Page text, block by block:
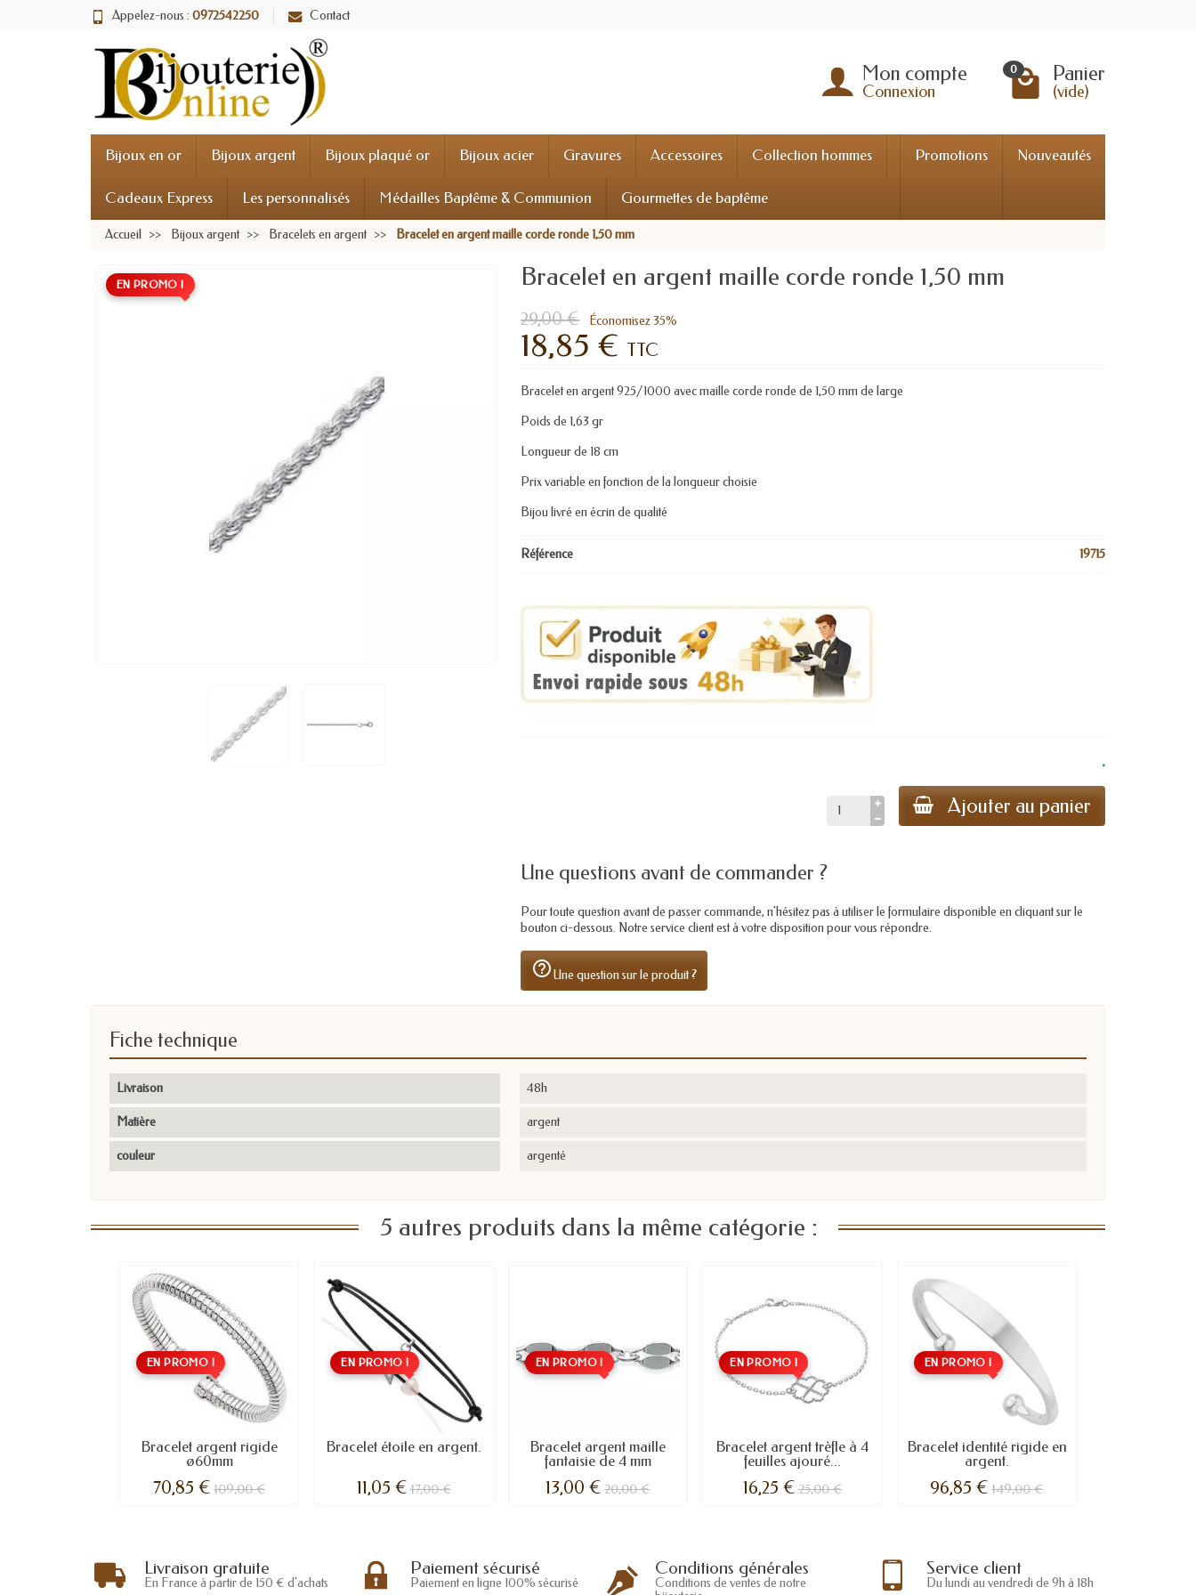
Appelez-nous : 0972542250 Contact
Mon compte
Connexion
0 Panier
(vide)
Bijoux en or Bijoux argent Bijoux plaqué or Bijoux acier Gravures Accessoires Collection hommes
Cadeaux Express Les personnalisés Médailles Baptême & Communion Gourmettes de baptême
Promotions Nouveautés
Accueil Bijoux argent Bracelets en argent Bracelet en argent maille corde ronde 1,50 mm
EN PROMO ! Bracelet en argent maille corde ronde 1,50 mm
29,00 € Économisez 35%
18,85 € TTC
Bracelet en argent 925/1000 avec maille corde ronde de 1,50 mm de large
Poids de 1,63 gr
Longueur de 18 cm
Prix variable en fonction de la longueur choisie
Bijou livré en écrin de qualité
Référence 19715
.
Ajouter au panier
Une questions avant de commander ?
Pour toute question avant de passer commande, n'hésitez pas à utiliser le formulaire disponible en cliquant sur le
bouton ci-dessous. Notre service client est à votre disposition pour vous répondre.
help_outlineUne question sur le produit ?
Fiche technique
Livraison 48h
Matière argent
couleur argenté
5 autres produits dans la même catégorie :
EN PROMO !
Bracelet argent rigide
ø60mm
70,85 € 109,00 €
EN PROMO !
Bracelet étoile en argent.
11,05 €17,00 €
EN PROMO !
Bracelet argent maille
fantaisie de 4 mm
13,00 € 20,00 €
EN PROMO !
Bracelet argent trèfle à 4
feuilles ajouré...
16,25 € 25,00 €
EN PROMO !
Bracelet identité rigide en
argent.
96,85 € 149,00 €
Livraison gratuite
En France à partir de 150 € d'achats
Paiement sécurisé
Paiement en ligne 100% sécurisé
Conditions générales
Conditions de ventes de notre
Service client
Du lundi au vendredi de 9h à 18h